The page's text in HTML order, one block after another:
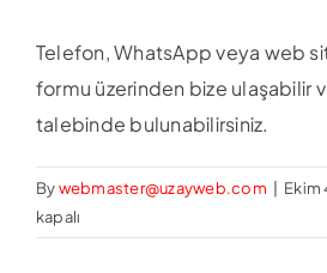
Telefon, WhatsApp veya web
formu üzerinden bize ulaşabilir
talebinde bulunabilirsiniz.
Bywebmaster@uzayweb.com Ekim
kapalı